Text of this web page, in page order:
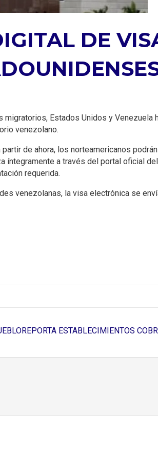
DE
Estados Unidos y
venezolano.
de ahora, los norteamericanos
íntegramente a través del portal oficial
requerida.
venezolanas, la visa electrónica se
ESTABLECIMIENTOS